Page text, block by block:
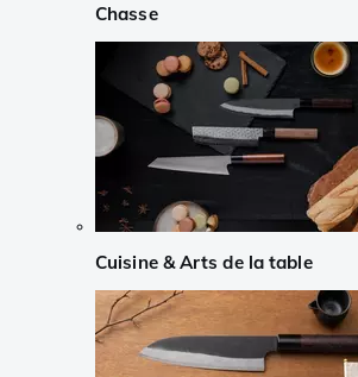
Chasse
Cuisine & Arts de la table